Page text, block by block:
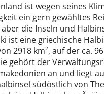
ist wegen seines
ein gern gewähltes
die Inseln und
ist eine griechische
2918 km², auf der ca.
gehört der
an und liegt
südöstlich von